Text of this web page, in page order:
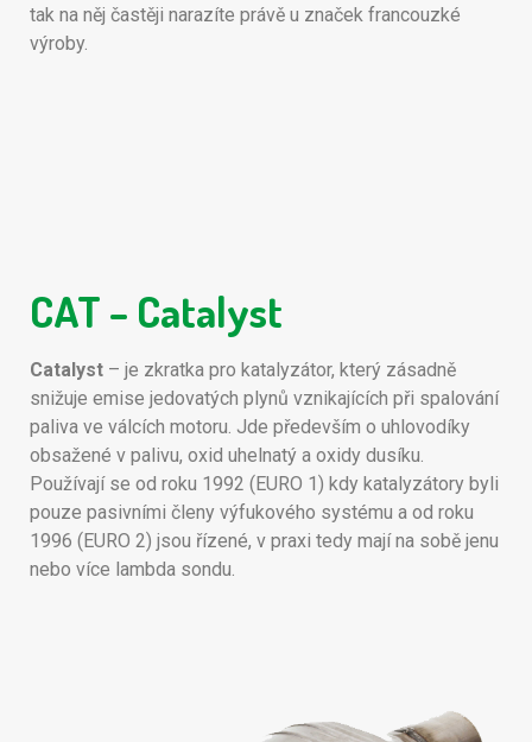
tak na něj častěji narazíte právě u značek francouzké
výroby.
CAT – Catalyst
Catalyst – je zkratka pro katalyzátor, který zásadně
snižuje emise jedovatých plynů vznikajících při spalování
paliva ve válcích motoru. Jde především o uhlovodíky
obsažené v palivu, oxid uhelnatý a oxidy dusíku.
Používají se od roku 1992 (EURO 1) kdy katalyzátory byli
pouze pasivními členy výfukového systému a od roku
1996 (EURO 2) jsou řízené, v praxi tedy mají na sobě jenu
nebo více lambda sondu.